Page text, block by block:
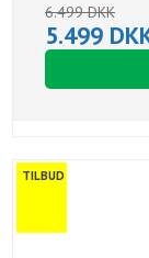
6.499 DKK
5.499
TILBUD